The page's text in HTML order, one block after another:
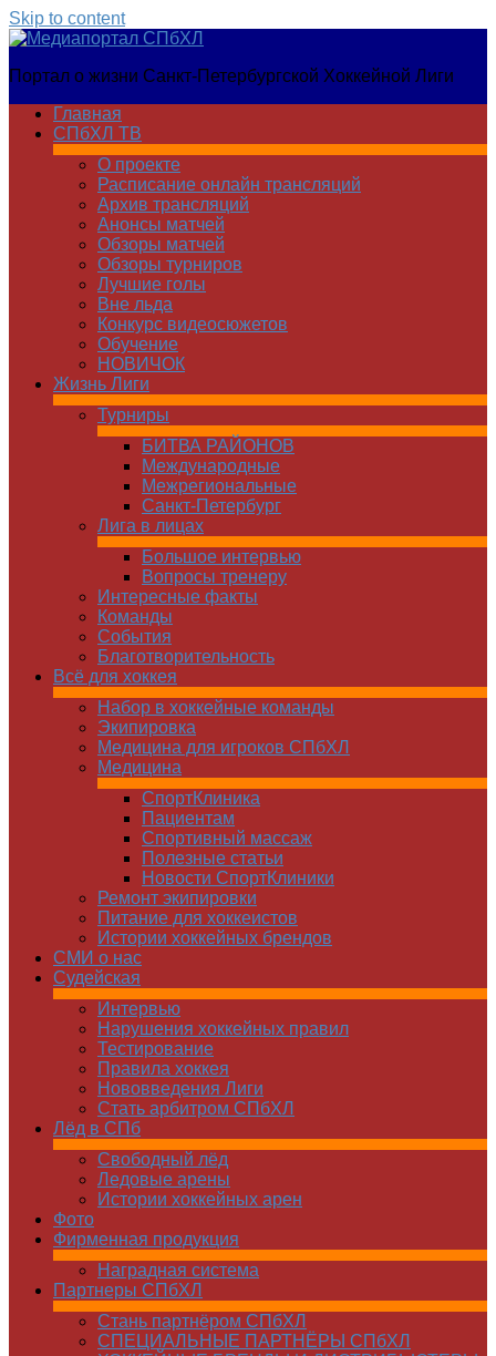
Skip to content
Медиапортал
Портал о жизни Санкт-Петербургской Хоккейной Лиги
Главная
СПбХЛ ТВ
О проекте
Расписание онлайн трансляций
Архив трансляций
Анонсы матчей
Обзоры матчей
Обзоры турниров
Лучшие голы
Вне льда
Конкурс видеосюжетов
Обучение
НОВИЧОК
Жизнь Лиги
Турниры
БИТВА РАЙОНОВ
Международные
Межрегиональные
Санкт-Петербург
Лига в лицах
Большое интервью
Вопросы тренеру
Интересные факты
Команды
Cобытия
Благотворительность
Всё для хоккея
Набор в хоккейные команды
Экипировка
Медицина для игроков СПбХЛ
Медицина
СпортКлиника
Пациентам
Спортивный массаж
Полезные статьи
Новости СпортКлиники
Ремонт экипировки
Питание для хоккеистов
Истории хоккейных брендов
СМИ о нас
Судейская
Интервью
Нарушения хоккейных правил
Тестирование
Правила хоккея
Нововведения Лиги
Стать арбитром СПбХЛ
Лёд в СПб
Свободный лёд
Ледовые арены
Истории хоккейных арен
Фото
Фирменная продукция
Наградная система
Партнеры СПбХЛ
Стань партнёром СПбХЛ
СПЕЦИАЛЬНЫЕ ПАРТНЁРЫ СПбХЛ